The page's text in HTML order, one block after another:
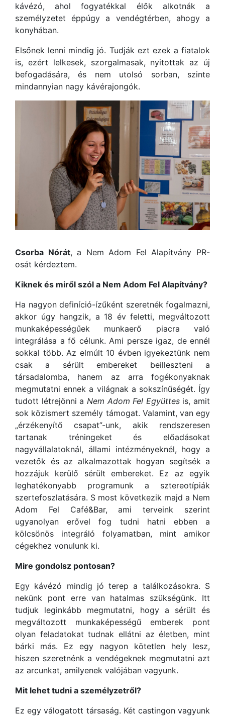
kávézó, ahol fogyatékkal élők alkotnák a
személyzetet éppúgy a vendégtérben, ahogy a
konyhában.
Elsőnek lenni mindig jó. Tudják ezt ezek a fiatalok
is, ezért lelkesek, szorgalmasak, nyitottak az új
befogadására, és nem utolsó sorban, szinte
mindannyian nagy kávérajongók.
Csorba Nórát, a Nem Adom Fel Alapítvány PR-
osát kérdeztem.
Kiknek és miről szól a Nem Adom Fel Alapítvány?
Ha nagyon definíció-ízűként szeretnék fogalmazni,
akkor úgy hangzik, a 18 év feletti, megváltozott
munkaképességűek munkaerő piacra való
integrálása a fő célunk. Ami persze igaz, de ennél
sokkal több. Az elmúlt 10 évben igyekeztünk nem
csak a sérült embereket beilleszteni a
társadalomba, hanem az arra fogékonyaknak
megmutatni ennek a világnak a sokszínűségét. Így
tudott létrejönni a Nem Adom Fel Együttesis, amit
sok közismert személy támogat. Valamint, van egy
„érzékenyítő csapat”-unk, akik rendszeresen
tartanak tréningeket és előadásokat
nagyvállalatoknál, állami intézményeknél, hogy a
vezetők és az alkalmazottak hogyan segítsék a
hozzájuk kerülő sérült embereket. Ez az egyik
leghatékonyabb programunk a sztereotípiák
szertefoszlatására. S most következik majd a Nem
Adom Fel Café&Bar, ami terveink szerint
ugyanolyan erővel fog tudni hatni ebben a
kölcsönös integráló folyamatban, mint amikor
cégekhez vonulunk ki.
Mire gondolsz pontosan?
Egy kávézó mindig jó terep a találkozásokra. S
nekünk pont erre van hatalmas szükségünk. Itt
tudjuk leginkább megmutatni, hogy a sérült és
megváltozott munkaképességű emberek pont
olyan feladatokat tudnak ellátni az életben, mint
bárki más. Ez egy nagyon kötetlen hely lesz,
hiszen szeretnénk a vendégeknek megmutatni azt
az arcunkat, amilyenek valójában vagyunk.
Mit lehet tudni a személyzetről?
Ez egy válogatott társaság. Két castingon vagyunk